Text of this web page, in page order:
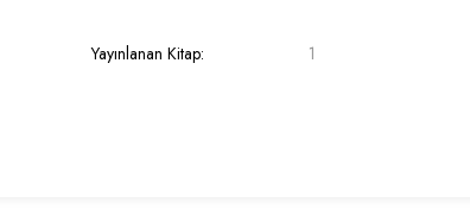
Yayınlanan Kitap: 1